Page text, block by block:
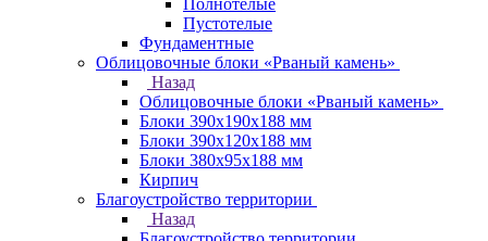
Полнотелые
Пустотелые
Фундаментные
Облицовочные блоки «Рваный камень»
Назад
Облицовочные блоки «Рваный камень»
Блоки 390х190х188 мм
Блоки 390х120х188 мм
Блоки 380х95х188 мм
Кирпич
Благоустройство территории
Назад